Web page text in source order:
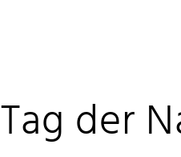
Tag der